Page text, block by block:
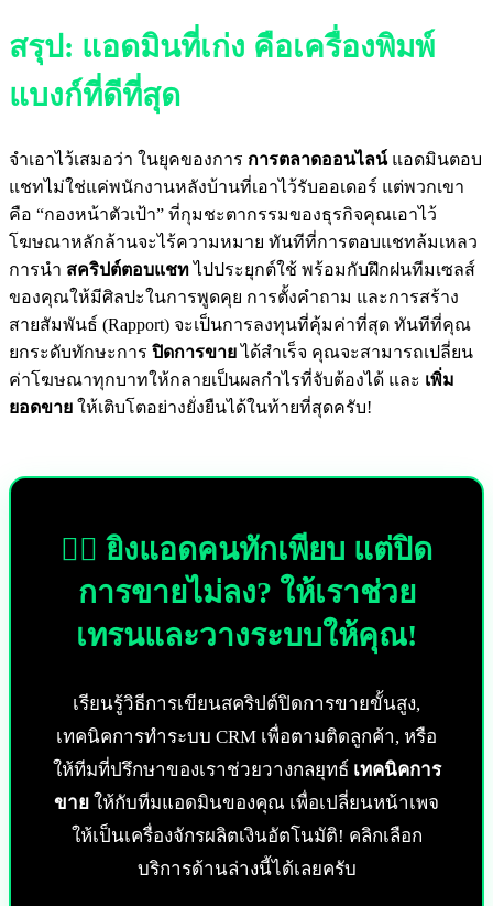
สรุป: แอดมินที่เก่ง คือเครื่องพิมพ์
แบงก์ที่ดีที่สุด
จำเอาไว้เสมอว่า ในยุคของการ การตลาดออนไลน์แอดมินตอบ
แชทไม่ใช่แค่พนักงานหลังบ้านที่เอาไว้รับออเดอร์ แต่พวกเขา
คือ “กองหน้าตัวเป้า” ที่กุมชะตากรรมของธุรกิจคุณเอาไว้
โฆษณาหลักล้านจะไร้ความหมาย ทันทีที่การตอบแชทล้มเหลว
การนำ สคริปต์ตอบแชทไปประยุกต์ใช้ พร้อมกับฝึกฝนทีมเซลส์
ของคุณให้มีศิลปะในการพูดคุย การตั้งคำถาม และการสร้าง
สายสัมพันธ์ (Rapport) จะเป็นการลงทุนที่คุ้มค่าที่สุด ทันทีที่คุณ
ยกระดับทักษะการ ปิดการขายได้สำเร็จ คุณจะสามารถเปลี่ยน
ค่าโฆษณาทุกบาทให้กลายเป็นผลกำไรที่จับต้องได้ และ เพิ่ม
ยอดขาย ให้เติบโตอย่างยั่งยืนได้ในท้ายที่สุดครับ!
🕵️‍♂️ ยิงแอดคนทักเพียบ แต่ปิด
การขายไม่ลง? ให้เราช่วย
เทรนและวางระบบให้คุณ!
เรียนรู้วิธีการเขียนสคริปต์ปิดการขายขั้นสูง,
เทคนิคการทำระบบ CRM เพื่อตามติดลูกค้า, หรือ
ให้ทีมที่ปรึกษาของเราช่วยวางกลยุทธ์ เทคนิคการ
ขาย ให้กับทีมแอดมินของคุณ เพื่อเปลี่ยนหน้าเพจ
ให้เป็นเครื่องจักรผลิตเงินอัตโนมัติ! คลิกเลือก
บริการด้านล่างนี้ได้เลยครับ